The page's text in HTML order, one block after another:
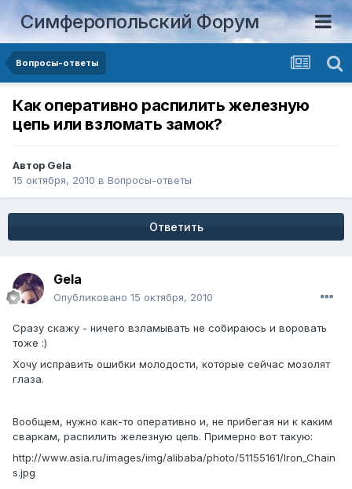
Симферопольский Форум
Вопросы-ответы
Как оперативно распилить железную
цепь или взломать замок?
Автор Gela
15 октября, 2010 в Вопросы-ответы
Ответить
Gela
Опубликовано 15 октября, 2010
Сразу скажу - ничего взламывать не собираюсь и воровать
тоже :)
Хочу исправить ошибки молодости, которые сейчас мозолят
глаза.
Вообщем, нужно как-то оперативно и, не прибегая ни к каким
сваркам, распилить железную цепь. Примерно вот такую:
http://www.asia.ru/images/img/alibaba/photo/51155161/Iron_Chain
s.jpg